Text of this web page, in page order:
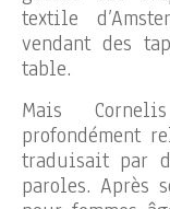
textile
vendant des
table.
Mais
profondément
traduisait par
paroles. Après